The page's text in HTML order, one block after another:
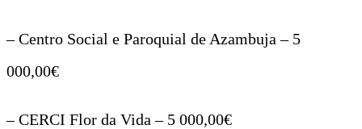
– Centro Social e Paroquial de Azambuja – 5
000,00€
– CERCI Flor da Vida – 5 000,00€